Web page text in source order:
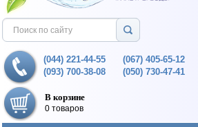
(044) 221-44-55
(093) 700-38-08
(067) 405-65-12
(050) 730-47-41
В корзине
0 товаров